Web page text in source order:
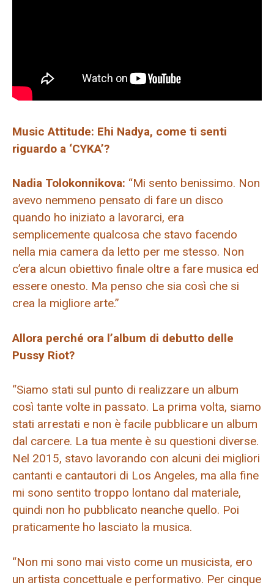
Music Attitude: Ehi Nadya, come ti senti
riguardo a ‘CYKA’?
Nadia Tolokonnikova: “Mi sento benissimo. Non
avevo nemmeno pensato di fare un disco
quando ho iniziato a lavorarci, era
semplicemente qualcosa che stavo facendo
nella mia camera da letto per me stesso. Non
c’era alcun obiettivo finale oltre a fare musica ed
essere onesto. Ma penso che sia così che si
crea la migliore arte.”
Allora perché ora l’album di debutto delle
Pussy Riot?
“Siamo stati sul punto di realizzare un album
così tante volte in passato. La prima volta, siamo
stati arrestati e non è facile pubblicare un album
dal carcere. La tua mente è su questioni diverse.
Nel 2015, stavo lavorando con alcuni dei migliori
cantanti e cantautori di Los Angeles, ma alla fine
mi sono sentito troppo lontano dal materiale,
quindi non ho pubblicato neanche quello. Poi
praticamente ho lasciato la musica.
“Non mi sono mai visto come un musicista, ero
un artista concettuale e performativo. Per cinque